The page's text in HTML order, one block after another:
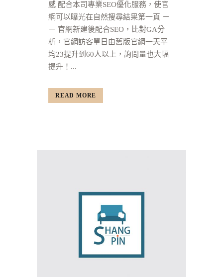
感 配合本司專業SEO優化服務，使官
網可以曝光在自然搜尋結果第一頁 －
－ 官網新建後配合SEO，比對GA分
析，官網訪客單日由舊版官網一天平
均23提升到60人以上，詢問量也大幅
提升！...
READ MORE